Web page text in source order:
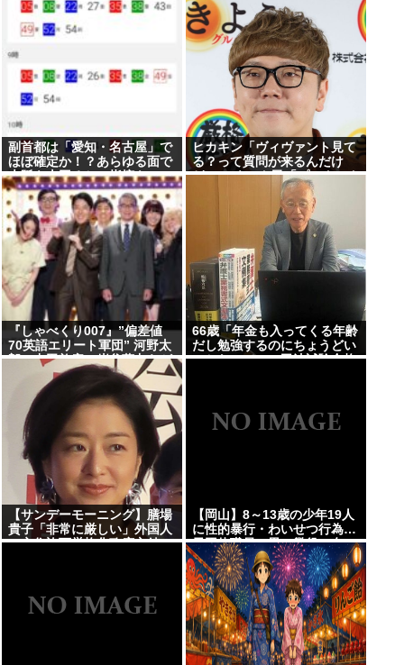
副首都は「愛知・名古屋」で
ほぼ確定か！？あらゆる面で
大阪を上回るとの指摘も
ヒカキン「ヴィヴァント見て
る？って質問が来るんだけ
ど…」 ネット民「プークスク
スw」 ヒカキン「…！？」
『しゃべくり007』”偏差値
70英語エリート軍団” 河野太
郎、中田敦彦、岸谷蘭丸らが
英語”お受験”事情・学習法を
徹底解説
66歳「年金も入ってくる年齢
だし勉強するのにちょうどい
いかなって」。司法試験合格
【サンデーモーニング】膳場
貴子「非常に厳しい」外国人
の永住許可厳格化政府方針に
【岡山】8～13歳の少年19人
に性的暴行・わいせつ行為…
元団体職員の男、懲役15年
「相手の未熟さにつけ込み性
欲のはけ口に」